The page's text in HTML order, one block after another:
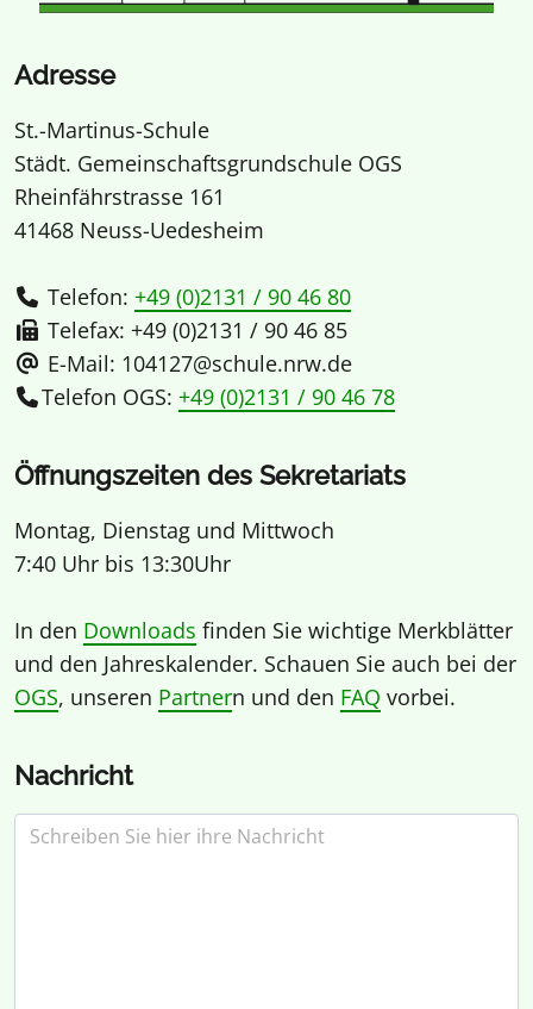
Adresse
St.-Martinus-Schule
Städt. Gemeinschaftsgrundschule OGS
Rheinfährstrasse 161
41468 Neuss-Uedesheim
Telefon: +49 (0)2131 / 90 46 80
Telefax: +49 (0)2131 / 90 46 85
E-Mail: 104127@schule.nrw.de
Telefon OGS: +49 (0)2131 / 90 46 78
Öffnungszeiten des Sekretariats
Montag, Dienstag und Mittwoch
7:40 Uhr bis 13:30Uhr
In den Downloads finden Sie wichtige Merkblätter
und den Jahreskalender. Schauen Sie auch bei der
OGS, unseren Partnern und den FAQ vorbei.
Nachricht